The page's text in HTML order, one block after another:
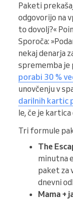
Paketi
odgovorijo na
to dovolj?«
Sporoča:
nekaj denarja
sprememba je
porabi 30 %
unovčenju v
darilnih kartic
le, če je
Tri formule
The
minutna
paket za
dnevni
Mama +